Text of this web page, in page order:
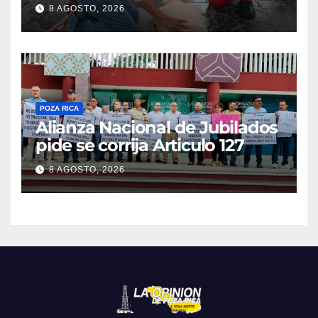
8 AGOSTO, 2026
POZA RICA
Alianza Nacional de Jubilados
pide se corrija Articulo 127
8 AGOSTO, 2026